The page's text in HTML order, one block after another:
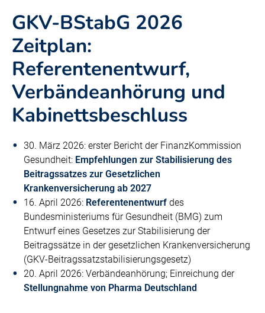
GKV-BStabG 2026
Zeitplan:
Referentenentwurf,
Verbändeanhörung und
Kabinettsbeschluss
30. März 2026: erster Bericht der FinanzKommission
Gesundheit: Empfehlungen zur Stabilisierung des
Beitragssatzes zur Gesetzlichen
Krankenversicherung ab 2027
16. April 2026: Referentenentwurf des
Bundesministeriums für Gesundheit (BMG) zum
Entwurf eines Gesetzes zur Stabilisierung der
Beitragssätze in der gesetzlichen Krankenversicherung
(GKV-Beitragssatzstabilisierungsgesetz)
20. April 2026: Verbändeanhörung; Einreichung der
Stellungnahme von Pharma Deutschland